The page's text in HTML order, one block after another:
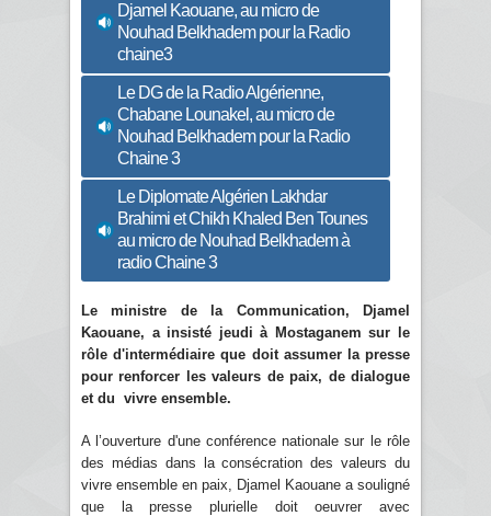
Djamel Kaouane, au micro de
Nouhad Belkhadem pour la Radio
chaine3
Le DG de la Radio Algérienne,
Chabane Lounakel, au micro de
Nouhad Belkhadem pour la Radio
Chaine 3
Le Diplomate Algérien Lakhdar
Brahimi et Chikh Khaled Ben Tounes
au micro de Nouhad Belkhadem à
radio Chaine 3
Le ministre de la Communication, Djamel
Kaouane, a insisté jeudi à Mostaganem sur le
rôle d'intermédiaire que doit assumer la presse
pour renforcer les valeurs de paix, de dialogue
et du vivre ensemble.
A l’ouverture d'une conférence nationale sur le rôle
des médias dans la consécration des valeurs du
vivre ensemble en paix, Djamel Kaouane a souligné
que la presse plurielle doit oeuvrer avec